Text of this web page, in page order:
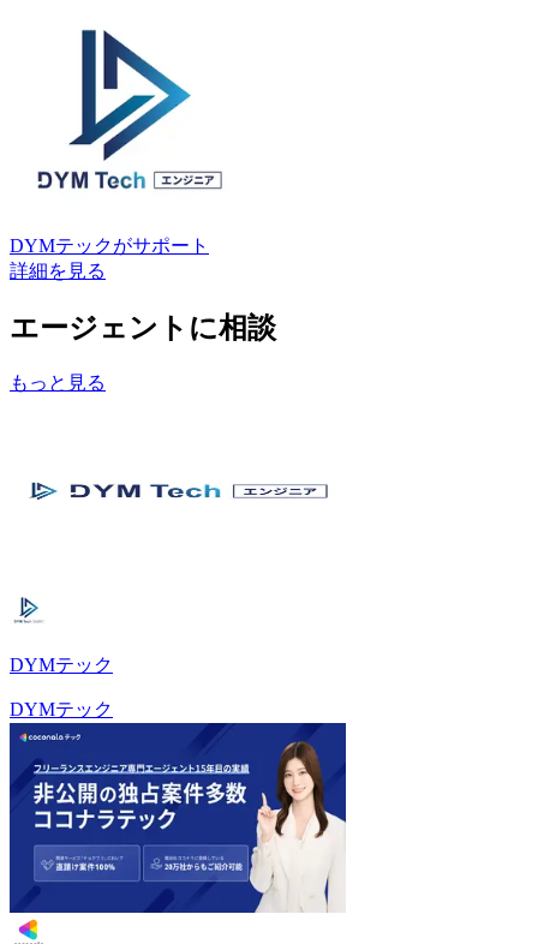
DYMテックがサポート
詳細を見る
エージェントに相談
もっと見る
DYMテック
DYMテック